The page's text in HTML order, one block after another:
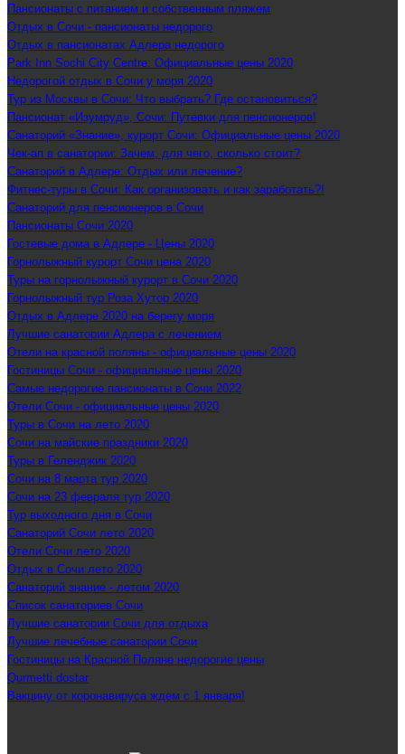
Пансионаты с питанием и собственным пляжем
Отдых в Сочи - пансионаты недорого
Отдых в пансионатах Адлера недорого
Park Inn Sochi City Centre: Официальные цены 2020
Недорогой отдых в Сочи у моря 2020
Тур из Москвы в Сочи: Что выбрать? Где остановиться?
Пансионат «Изумруд», Сочи: Путевки для пенсионеров!
Санаторий «Знание», курорт Сочи: Официальные цены 2020
Чек-ап в санатории: Зачем, для чего, сколько стоит?
Санаторий в Адлере: Отдых или лечение?
Фитнес-туры в Сочи: Как организовать и как заработать?!
Санаторий для пенсионеров в Сочи
Пансионаты Сочи 2020
Гостевые дома в Адлере - Цены 2020
Горнолыжный курорт Сочи цена 2020
Туры на горнолыжный курорт в Сочи 2020
Горнолыжный тур Роза Хутор 2020
Отдых в Адлере 2020 на берегу моря
Лучшие санатории Адлера с лечением
Отели на красной поляны - официальные цены 2020
Гостиницы Сочи - официальные цены 2020
Самые недорогие пансионаты в Сочи 2022
Отели Сочи - официальные цены 2020
Туры в Сочи на лето 2020
Сочи на майские праздники 2020
Туры в Геленджик 2020
Сочи на 8 марта тур 2020
Сочи на 23 февраля тур 2020
Тур выходного дня в Сочи
Санаторий Сочи лето 2020
Отели Сочи лето 2020
Отдых в Сочи лето 2020
Санаторий знание - летом 2020
Список санаториев Сочи
Лучшие санатории Сочи для отдыха
Лучшие лечебные санатории Сочи
Гостиницы на Красной Поляне недорогие цены
Qurmetti dostar
Вакцину от коронавируса ждем с 1 января!